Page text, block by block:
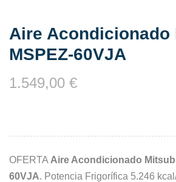
Aire Acondicionado
MSPEZ-60VJA
1.549,00 €
OFERTA Aire Acondicionado
60VJA. Potencia Frigorífica 5.246